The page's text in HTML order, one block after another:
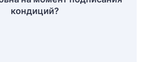
кондиций?